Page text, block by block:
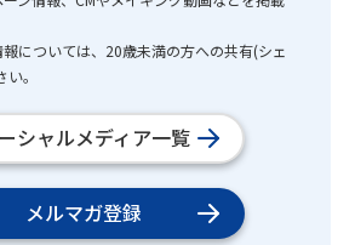
については、20歳未満の方への共有(シェ
。
シャルメディア一覧
メルマガ登録